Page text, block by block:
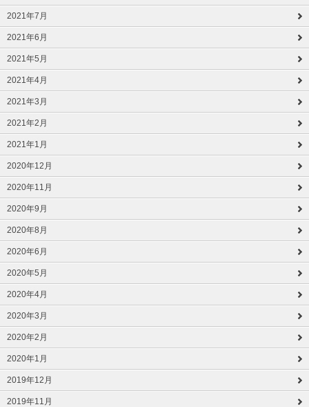
2021年7月
2021年6月
2021年5月
2021年4月
2021年3月
2021年2月
2021年1月
2020年12月
2020年11月
2020年9月
2020年8月
2020年6月
2020年5月
2020年4月
2020年3月
2020年2月
2020年1月
2019年12月
2019年11月